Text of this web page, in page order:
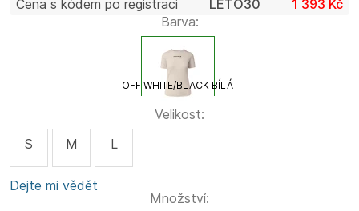
Cena s kódem po registraci LETO30
1 393 Kč
Barva:
OFF WHITE/BLACK BÍLÁ
Velikost:
S
M L
Dejte mi vědět
Množství: